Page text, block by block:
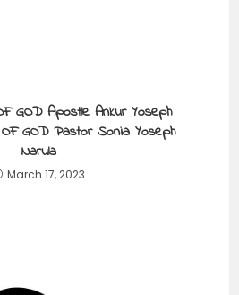
GOD Apostle Ankur Yoseph
GOD Pastor Sonia Yoseph
Narula
March 17, 2023